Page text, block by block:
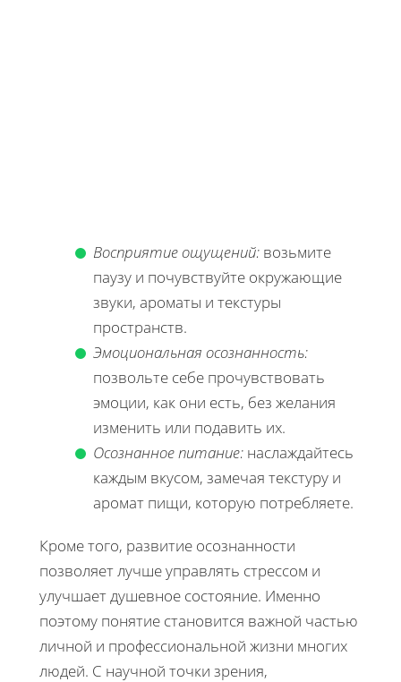
Восприятие ощущений: возьмите
паузу и почувствуйте окружающие
звуки, ароматы и текстуры
пространств.
Эмоциональная осознанность:
позвольте себе прочувствовать
эмоции, как они есть, без желания
изменить или подавить их.
Осознанное питание: наслаждайтесь
каждым вкусом, замечая текстуру и
аромат пищи, которую потребляете.
Кроме того, развитие осознанности
позволяет лучше управлять стрессом и
улучшает душевное состояние. Именно
поэтому понятие становится важной частью
личной и профессиональной жизни многих
людей. С научной точки зрения,